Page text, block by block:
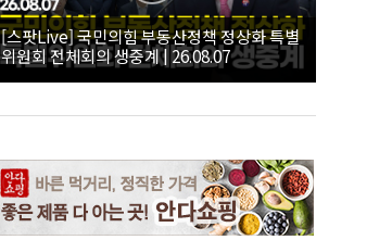
[스팟Live] 국민의힘 부동산정책 정상화 특별
위원회 전체회의 생중계 | 26.08.07